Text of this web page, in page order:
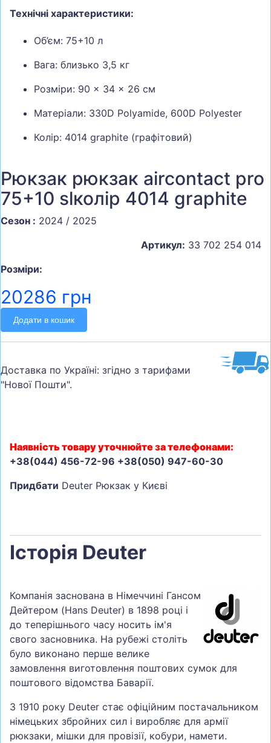
Технічні характеристики:
Об’єм: 75+10 л
Вага: близько 3,5 кг
Розміри: 90 × 34 × 26 см
Матеріали: 330D Polyamide, 600D Polyester
Колір: 4014 graphite (графітовий)
Рюкзак рюкзак aircontact pro
75+10 slколір 4014 graphite
Сезон : 2024 / 2025
Артикул: 33 702 254 014
Розміри:
20286 грн
Додати в кошик
Доставка по Україні: згідно з тарифами
"Нової Пошти".
Наявність товару уточнюйте за телефонами:
+38(044) 456-72-96 +38(050) 947-60-30
Придбати Deuter Рюкзак у Києві
Історія Deuter
Компанія заснована в Німеччині Гансом
Дейтером (Hans Deuter) в 1898 році і
до теперішнього часу носить ім'я
свого засновника. На рубежі століть
було виконано перше велике
замовлення виготовлення поштових сумок для
поштового відомства Баварії.
З 1910 року Deuter стає офіційним постачальником
німецьких збройних сил і виробляє для армії
рюкзаки, мішки для провізії, кобури, намети.